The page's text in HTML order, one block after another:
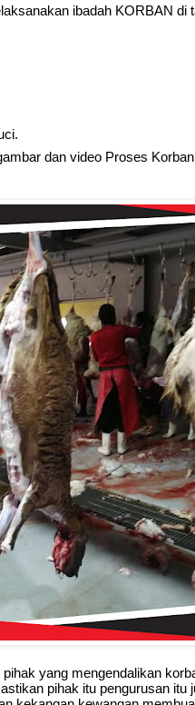
ibadah KORBAN di
dan video Proses
yang mengendalikan
pihak itu pengurusan itu